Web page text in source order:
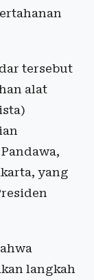
tersebut
alat
yang
langkah